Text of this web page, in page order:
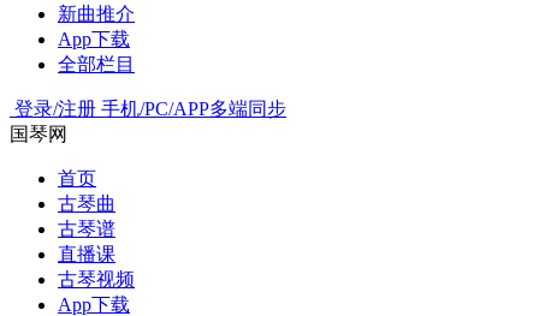
新曲推介
App下载
全部栏目
登录/注册 手机/PC/APP多端同步
国琴网
首页
古琴曲
古琴谱
直播课
古琴视频
App下载